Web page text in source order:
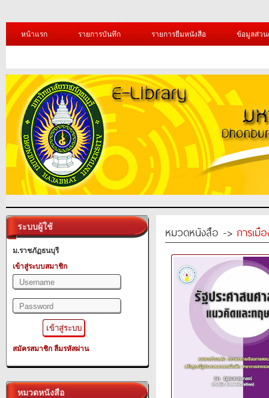
หน้าแรก รายการบันทึก รายการยืมหนังสือ ข้อมูลส่ว
ระบบผู้ใช้
ม.ราชภัฏธนบุรี
เข้าสู่ระบบสมาชิก
สมัครสมาชิก ลืมรหัสผ่าน
หมวดหนังสือ
หมวดหนังสือ -> การเมื